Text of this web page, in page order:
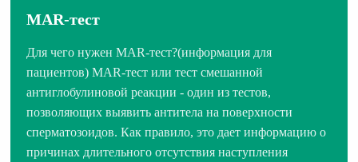
МАR-тест
Для чего нужен МАR-тест?(информация для
пациентов) MAR-тест или тест смешанной
антиглобулиновой реакции - один из тестов,
позволяющих выявить антитела на поверхности
сперматозоидов. Как правило, это дает информацию о
причинах длительного отсутствия наступления